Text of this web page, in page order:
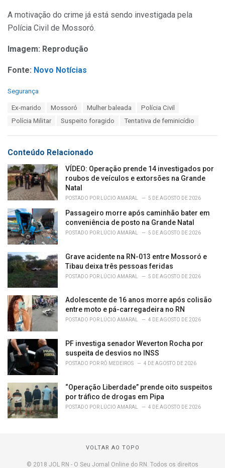
A motivação do crime já está sendo investigada pela
Polícia Civil de Mossoró.
Imagem: Reprodução
Fonte: Novo Notícias
C
i
e
s
:
Segurança
Ex-marido Mossoró Mulher baleada
Polícia Civil
Polícia Militar
Suspeito foragido Tentativa de feminicídio
Conteúdo Relacionado
VÍDEO: Operação prende 14 investigados por
roubos de veículos e extorsões na Grande
Natal
POSTADO POR LÚCIO AMARAL 5 DE AGOSTO DE 2026
Passageiro morre após caminhão bater em
conveniência de posto na Grande Natal
POSTADO POR LÚCIO AMARAL 5 DE AGOSTO DE 2026
Grave acidente na RN-013 entre Mossoró e
Tibau deixa três pessoas feridas
POSTADO POR LÚCIO AMARAL 5 DE AGOSTO DE 2026
Adolescente de 16 anos morre após colisão
entre moto e pá-carregadeira no RN
POSTADO POR LÚCIO AMARAL 4 DE AGOSTO DE 2026
PF investiga senador Weverton Rocha por
suspeita de desvios no INSS
POSTADO POR RÔ MEDEIROS 4 DE AGOSTO DE 2026
“Operação Liberdade” prende oito suspeitos
por tráfico de drogas em Pipa
POSTADO POR LÚCIO AMARAL 4 DE AGOSTO DE 2026
VOLTAR AO TOPO
© 2018 JOL RN - O Seu Jornal Online do RN. Todos os direitos